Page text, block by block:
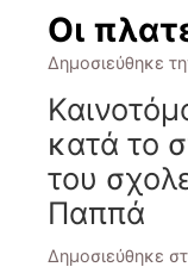
Οι
Δημοσιεύθηκε
κατά το
του
Παππά
Δημοσιεύθηκε